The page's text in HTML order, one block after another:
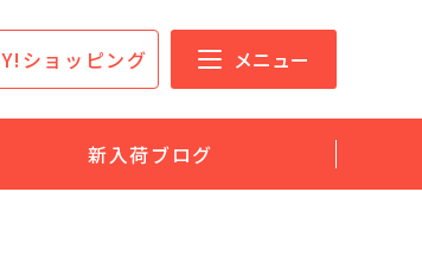
Y!ショッピング メニュー
新入荷ブログ